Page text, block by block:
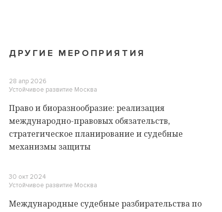
ДРУГИЕ МЕРОПРИЯТИЯ
28 апр 2026
Устойчивое развитие Москва
Право и биоразнообразие: реализация
международно-правовых обязательств,
стратегическое планирование и судебные
механизмы защиты
30 окт 2024
Устойчивое развитие Москва
Международные судебные разбирательства по